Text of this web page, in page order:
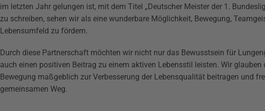
im letzten Jahr gelungen ist, mit dem Titel „ Deutscher Meister der 1.
zu schreiben, sehen wir als eine wunderbare Möglichkeit, Bewegung,
Lebensumfeld zu fördern.
Durch diese Partnerschaft möchten wir nicht nur das Bewusstsein für
auch einen positiven Beitrag zu einem aktiven Lebensstil leisten. Wir glauben
Bewegung maßgeblich zur Verbesserung der Lebensqualität beitragen und
gemeinsamen Weg.